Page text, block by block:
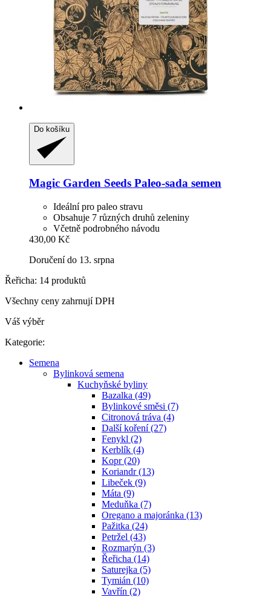
Do košíku
Magic Garden Seeds Paleo-​sada semen
Ideální pro paleo stravu
Obsahuje 7 různých druhů zeleniny
Včetně podrobného návodu
430,00 Kč
Doručení do 13. srpna
Řeřicha: 14 produktů
Všechny ceny zahrnují DPH
Váš výběr
Kategorie:
Semena
Bylinková semena
Kuchyňské byliny
Bazalka (49)
Bylinkové směsi (7)
Citronová tráva (4)
Další koření (27)
Fenykl (2)
Kerblík (4)
Kopr (20)
Koriandr (13)
Libeček (9)
Máta (9)
Meduňka (7)
Oregano a majoránka (13)
Pažitka (24)
Petržel (43)
Rozmarýn (3)
Řeřicha (14)
Saturejka (5)
Tymián (10)
Vavřín (2)